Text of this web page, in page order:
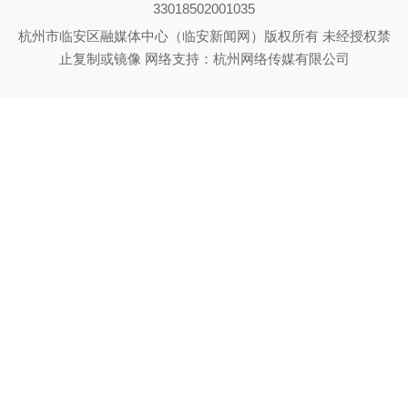
33018502001035
杭州市临安区融媒体中心（临安新闻网）版权所有 未经授权禁
止复制或镜像 网络支持：杭州网络传媒有限公司